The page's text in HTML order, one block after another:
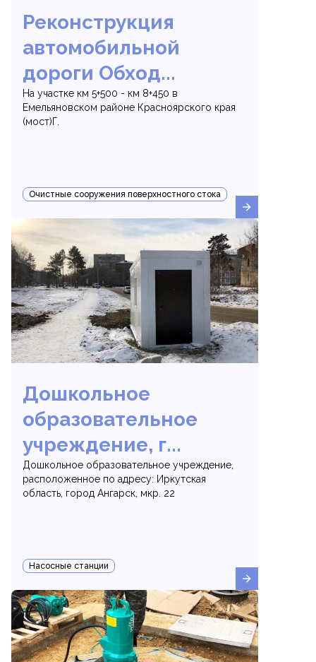
Реконструкция
автомобильной
дороги Обход...
На участке км 5+500 - км 8+450 в
Емельяновском районе Красноярского края
(мост)Г.
Очистные сооружения поверхностного стока
Дошкольное
образовательное
учреждение, г...
Дошкольное образовательное учреждение,
расположенное по адресу: Иркутская
область, город Ангарск, мкр. 22
Насосные станции